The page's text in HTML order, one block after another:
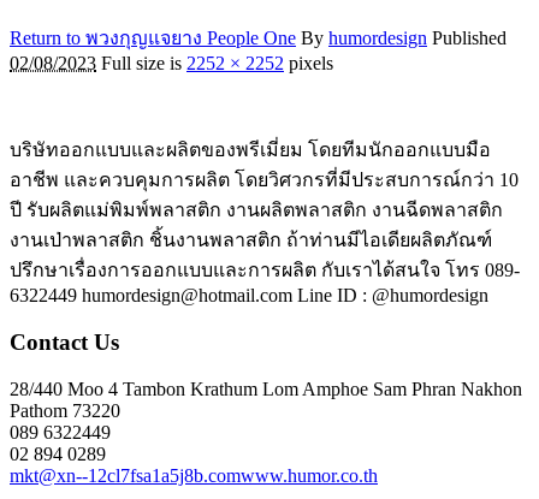
Return to พวงกุญแจยาง People One By humordesign Published
02/08/2023 Full size is 2252 × 2252 pixels
บริษัทออกแบบและผลิตของพรีเมี่ยม โดยทีมนักออกแบบมือ
อาชีพ และควบคุมการผลิต โดยวิศวกรที่มีประสบการณ์กว่า 10
ปี รับผลิตแม่พิมพ์พลาสติก งานผลิตพลาสติก งานฉีดพลาสติก
งานเป่าพลาสติก ชิ้นงานพลาสติก ถ้าท่านมีไอเดียผลิตภัณฑ์
ปรึกษาเรื่องการออกแบบและการผลิต กับเราได้สนใจ โทร 089-
6322449 humordesign@hotmail.com Line ID : @humordesign
Contact Us
28/440 Moo 4 Tambon Krathum Lom Amphoe Sam Phran Nakhon
Pathom 73220
089 6322449
02 894 0289
mkt@xn--12cl7fsa1a5j8b.comwww.humor.co.th